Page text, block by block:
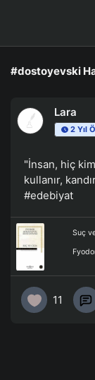
#dostoyevski
Lara
2 Yıl
"İnsan, hiç
kullanır,
#edebiyat
Suç
11